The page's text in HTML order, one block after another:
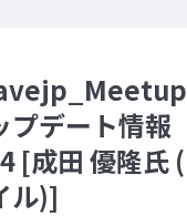
プデート情報
[成田 優隆氏
ル)]